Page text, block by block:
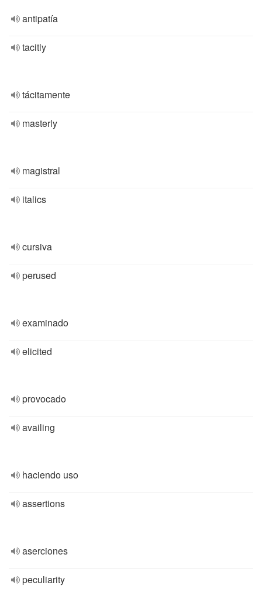
antipatía
tacitly
tácitamente
masterly
magistral
italics
cursiva
perused
examinado
elicited
provocado
availing
haciendo uso
assertions
aserciones
peculiarity